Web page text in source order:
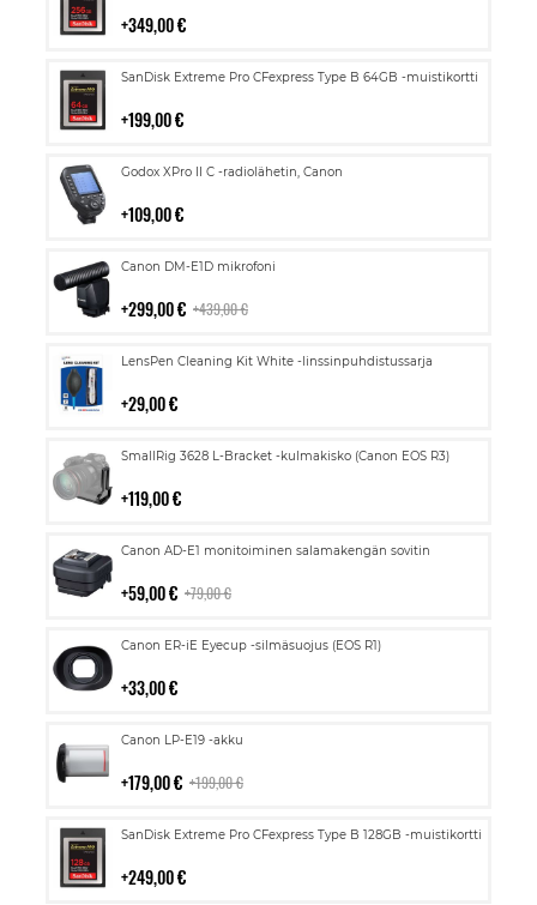
349,00 €
SanDisk Extreme Pro CFexpress Type B 64GB -muistikortti
199,00 €
Lisää
Godox XPro II C -radiolähetin, Canon
109,00 €
Lisää
Canon DM-E1D mikrofoni
299,00 € 439,00 €
Lisää
LensPen Cleaning Kit White -linssinpuhdistussarja
29,00 €
Lisää
SmallRig 3628 L-Bracket -kulmakisko (Canon EOS R3)
119,00 €
Lisää
Canon AD-E1 monitoiminen salamakengän sovitin
59,00 € 79,00 €
Lisää
Canon ER-iE Eyecup -silmäsuojus (EOS R1)
33,00 €
Lisää
Canon LP-E19 -akku
179,00 € 199,00 €
Lisää
SanDisk Extreme Pro CFexpress Type B 128GB -muistikortti
249,00 €
Lisää